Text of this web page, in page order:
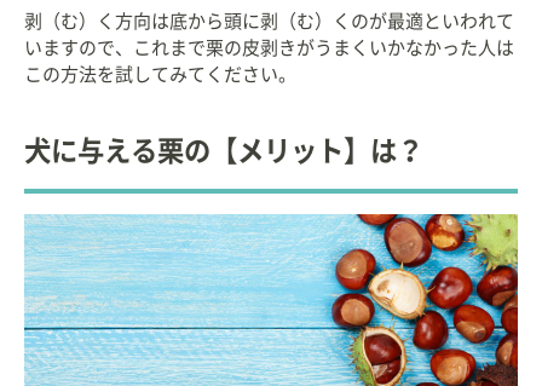
剥（む）く方向は底から頭に剥（む）くのが最適といわれて
いますので、これまで栗の皮剥きがうまくいかなかった人は
この方法を試してみてください。
犬に与える栗の【メリット】は？